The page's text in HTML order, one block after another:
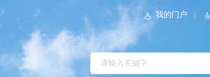
我的门户